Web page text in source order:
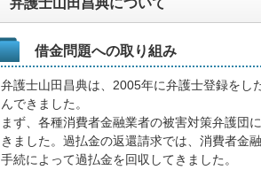
弁護士山田昌典について
借金問題への取り組み
弁護士山田昌典は、2005年に弁護士登録をし
んできました。
まず、各種消費者金融業者の被害対策弁護団
きました。過払金の返還請求では、消費者金
手続によって過払金を回収してきました。